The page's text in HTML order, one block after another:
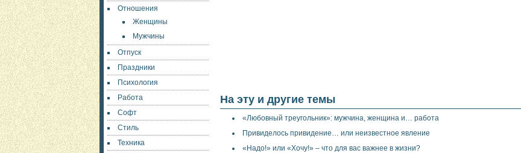
Отношения
Женщины
Мужчины
Отпуск
Праздники
Психология
Работа
Софт
Стиль
Техника
На эту и другие темы
«Любовный треугольник»: мужчина, женщина и… работа
Привиделось привидение… или неизвестное явление
«Надо!» или «Хочу!» – что для вас важнее в жизни?